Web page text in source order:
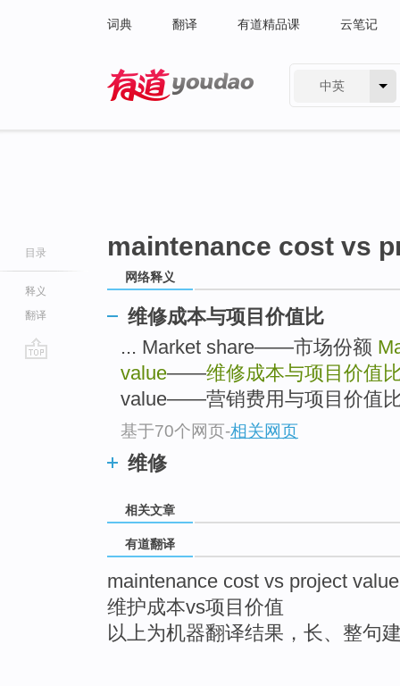
词典 翻译 有道精品课 云笔记
中英
目录
释义
翻译
maintenance cost vs
网络释义
维修成本与项目价值比
... Market share——市场份额
value——维修成本与项目价值
value——营销费用与项目价值
基于70个网页-相关网页
维修
相关文章
有道翻译
maintenance cost vs project value
维护成本vs项目价值
以上为机器翻译结果，长、整句